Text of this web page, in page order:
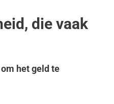
die vaak
het geld te